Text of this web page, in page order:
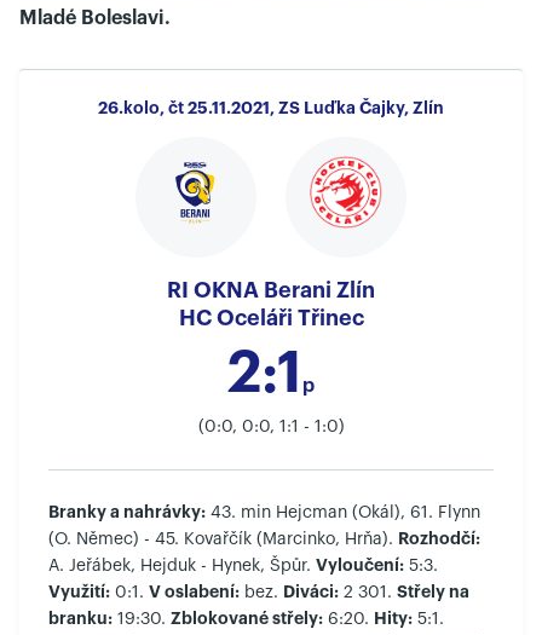
Mladé Boleslavi.
26.kolo, čt 25.11.2021, ZS Luďka Čajky, Zlín
RI OKNA Berani Zlín
HC Oceláři Třinec
2:1 p
(0:0, 0:0, 1:1 - 1:0)
Branky a nahrávky: 43. min Hejcman (Okál), 61. Flynn
(O. Němec) - 45. Kovařčík (Marcinko, Hrňa). Rozhodčí:
A. Jeřábek, Hejduk - Hynek, Špůr. Vyloučení: 5:3.
Využití: 0:1. V oslabení: bez. Diváci: 2 301. Střely na
branku: 19:30. Zblokované střely: 6:20. Hity: 5:1.